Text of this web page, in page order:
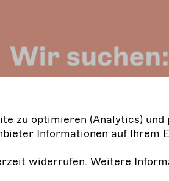
zu optimieren (Analytics)
Informationen auf Ihrem
widerrufen. Weitere